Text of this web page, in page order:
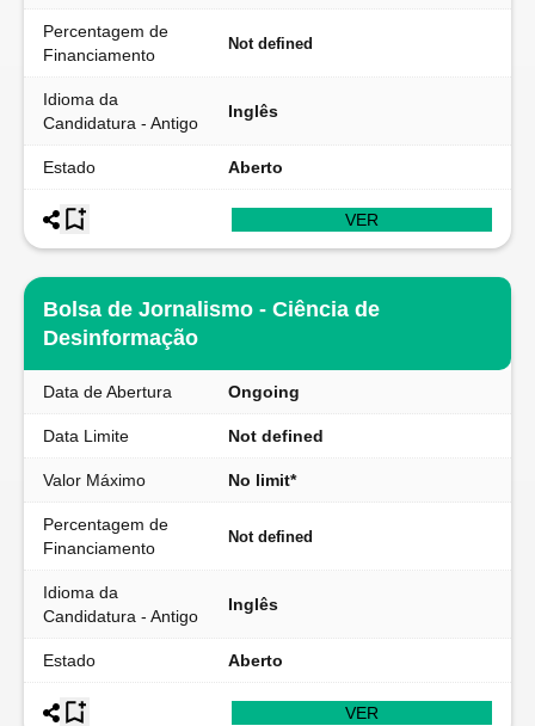
Percentagem de
Financiamento
Not defined
Idioma da
Candidatura - Antigo
Inglês
Estado Aberto
VER
Bolsa de Jornalismo - Ciência de
Desinformação
Data de Abertura Ongoing
Data Limite Not defined
Valor Máximo No limit*
Percentagem de
Financiamento
Not defined
Idioma da
Candidatura - Antigo
Inglês
Estado Aberto
VER